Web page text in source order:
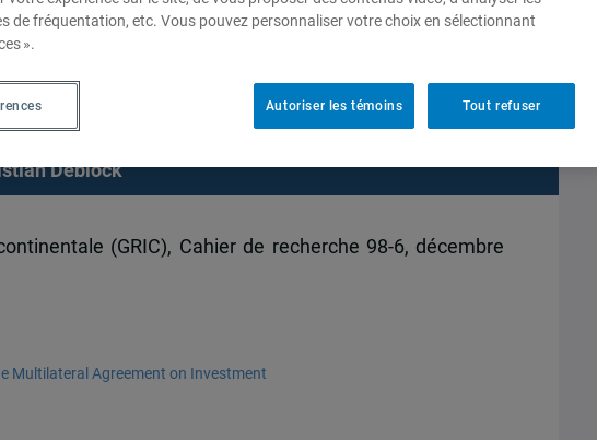
Normative Frameworks :
on Investment
Deblock
(GRIC), Cahier de recherche 98-6, décembre
Multilateral Agreement on Investment
de fréquentation, etc. Vous pouvez personnaliser votre choix en sélectionnant
».
Tout refuser
Autoriser les témoins